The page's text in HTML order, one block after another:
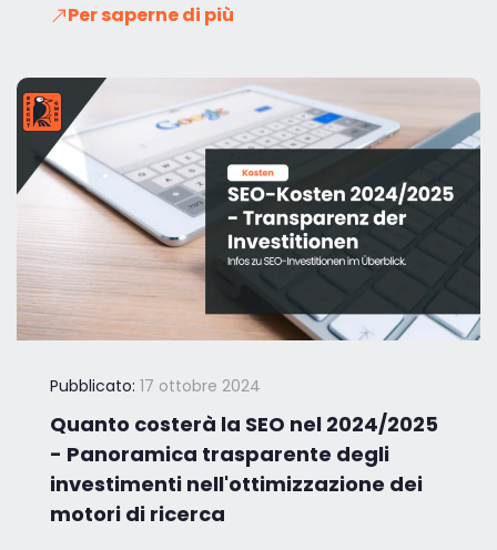
Per saperne di più
Pubblicato: 17 ottobre 2024
Quanto costerà la SEO nel 2024/2025
- Panoramica trasparente degli
investimenti nell'ottimizzazione dei
motori di ricerca